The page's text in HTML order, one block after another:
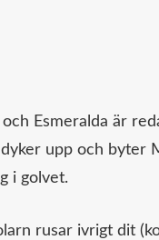
Esmeralda är
upp och byter
i golvet.
rusar ivrigt dit